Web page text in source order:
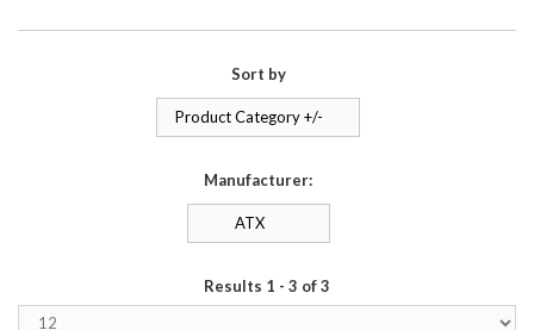
Sort by
Product Category +/-
Manufacturer:
ATX
Results 1 - 3 of 3